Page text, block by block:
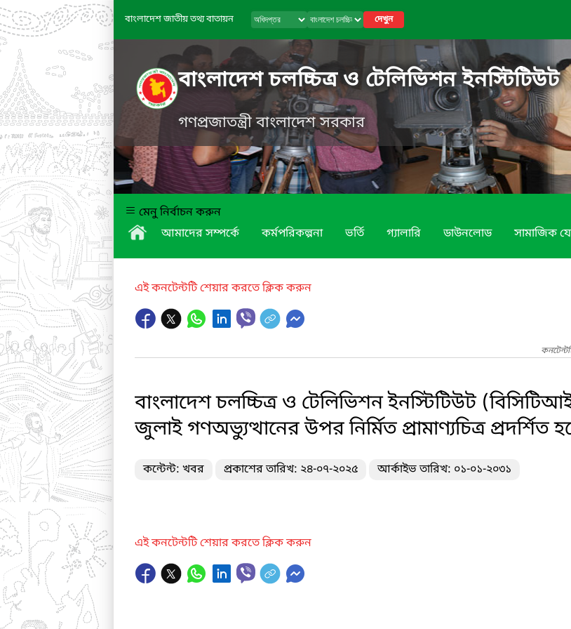
বাংলাদেশ জাতীয় তথ্য বাতায়ন দেখুন
বাংলাদেশ চলচ্চিত্র ও টেলিভিশন ইনস্টিটিউট
গণপ্রজাতন্ত্রী বাংলাদেশ সরকার
মেনু নির্বাচন করুন
আমাদের সম্পর্কে
কর্মপরিকল্পনা ভর্তি গ্যালারি ডাউনলোড সামাজিক
এই কনটেন্টটি শেয়ার করতে ক্লিক করুন
বাংলাদেশ চলচ্চিত্র ও টেলিভিশন ইনস্টিটিউট
জুলাই গণঅভ্যুত্থানের উপর নির্মিত প্রামাণ্যচিত্র প্রদর্শিত
কন্টেন্ট: খবর প্রকাশের তারিখ: ২৪-০৭-২০২৫ আর্কাইভ তারিখ: ০১-০১-২০৩১
এই কনটেন্টটি শেয়ার করতে ক্লিক করুন